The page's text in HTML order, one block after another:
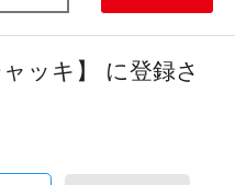
ッキ】 に登録さ